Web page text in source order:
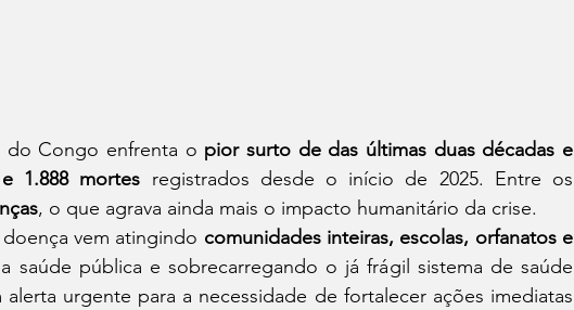
do Congo enfrenta o pior surto de das últimas duas décadas e
1.888 mortes registrados desde o início de 2025. Entre os
, o que agrava ainda mais o impacto humanitário da crise.
vem atingindo comunidades inteiras, escolas, orfanatos e
saúde pública e sobrecarregando o já frágil sistema de saúde
urgente para a necessidade de fortalecer ações imediatas